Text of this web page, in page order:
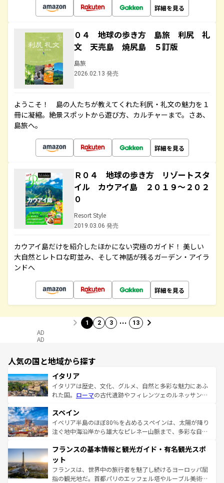
詳細を見る
０４ 地球の歩き方 島旅 利尻 礼
文 天売島 焼尻島 ５訂版
島旅
2026.02.13 発売
ようこそ！ 島の人たちが教えてくれた利尻・礼文の魅力を１
冊に凝縮。絶景スポットから遊び方、カルチャーまで。さあ、
島旅へ。
詳細を見る
Ｒ０４ 地球の歩き方 リゾートスタ
イル カウアイ島 ２０１９～２０２
０
Resort Style
2019.03.06 発売
カウアイ島だけを紹介したほかにない究極のガイド！ 美しい
大自然とレトロな町並み、そして神話が残るガーデン・アイラ
ンドへ
詳細を見る
1 2 3 … 13
AD
AD
人気の国と地域から探す
イタリア
イタリアは歴史、文化、グルメ、自然と多彩な魅力にあふ
れた国。 ローマの古代遺跡やフィレンツェのルネッサンス
ろん、トスカーナの美しい田園風景やアマルフィ海岸の絶
景など、自然景観も見逃せない。観光の合間には、本場の
ピザやパスタなど、絶品のイタリア料理を堪能することも
ませてくれるイタリアで、忘れられない旅をしてみよう！
なお、新着のイタリア情報は
しい。
スペイン
イベリア半島のほぼ80％を占めるスペインは、太陽が降り
注ぐ地中海沿岸から雄大なピレネー山脈まで、多彩な自然
文化が根付くこの国では、情熱的なフラメンコ、熱気あふ
れる闘牛、そして美味しいタパスが生活の一部となってい
る。首都マドリードの洗練された雰囲気や、バルセロナの
アートに溢れた街角から、地方では古代ローマ遺跡や中世
フランスの基本情報と観光ガイド・有名観光スポ
ット
フランスは、世界中の旅行者を魅了し続けるヨーロッパ屈
指の観光地だ。首都パリのエッフェル塔やルーブル美術館